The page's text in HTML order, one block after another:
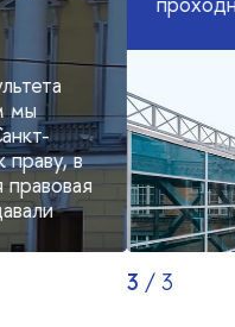
Юридического
с Юрфаком», в
о значимых
имеющих
зарождалась
и людях, которые ее
1 / 3